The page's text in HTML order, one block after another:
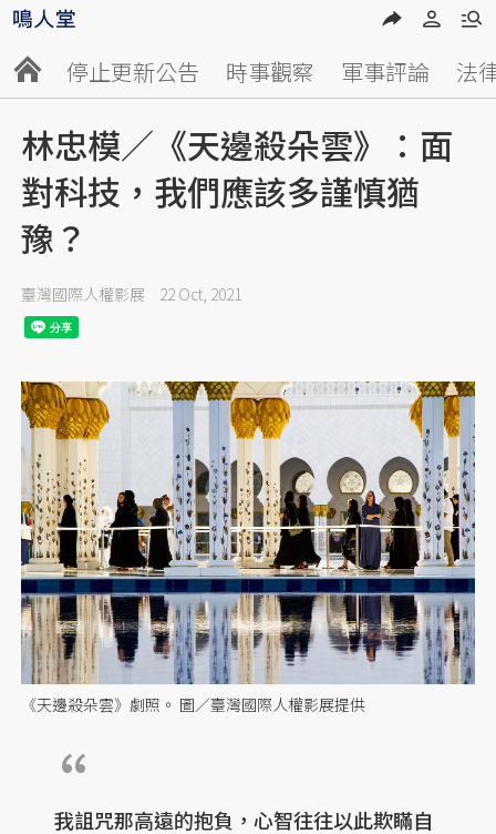
停止更新公告 時事觀察 軍事評論 法
林忠模／《天邊殺朵雲》：面
對科技，我們應該多謹慎猶
豫？
臺灣國際人權影展 22 Oct, 2021
《天邊殺朵雲》劇照。 圖／臺灣國際人權影展提供
我詛咒那高遠的抱負，心智往往以此欺瞞自